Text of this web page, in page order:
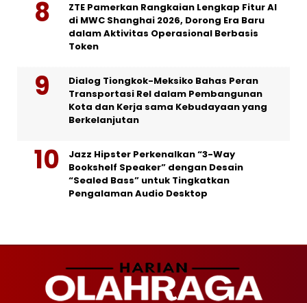
ZTE Pamerkan Rangkaian Lengkap Fitur AI
di MWC Shanghai 2026, Dorong Era Baru
dalam Aktivitas Operasional Berbasis
Token
Dialog Tiongkok-Meksiko Bahas Peran
Transportasi Rel dalam Pembangunan
Kota dan Kerja sama Kebudayaan yang
Berkelanjutan
Jazz Hipster Perkenalkan “3-Way
Bookshelf Speaker” dengan Desain
“Sealed Bass” untuk Tingkatkan
Pengalaman Audio Desktop